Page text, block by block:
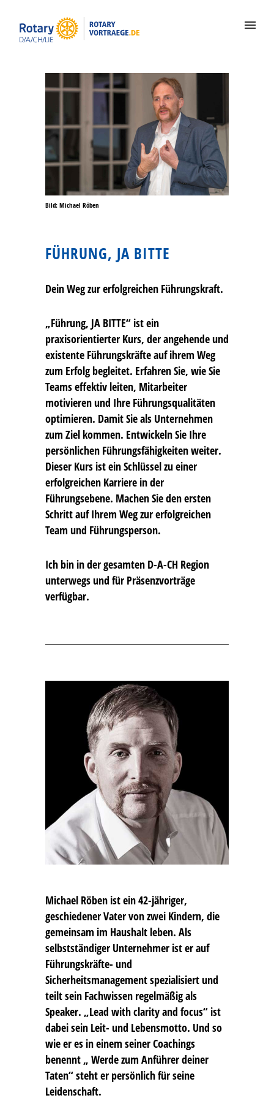
FÜHRUNG, JA BITTE
Dein Weg zur erfolgreichen Führungskraft.
„Führung, JA BITTE“ ist ein
praxisorientierter Kurs, der angehende und
existente Führungskräfte auf ihrem Weg
zum Erfolg begleitet. Erfahren Sie, wie Sie
Teams effektiv leiten, Mitarbeiter
motivieren und Ihre Führungsqualitäten
optimieren. Damit Sie als Unternehmen
zum Ziel kommen. Entwickeln Sie Ihre
persönlichen Führungsfähigkeiten weiter.
Dieser Kurs ist ein Schlüssel zu einer
erfolgreichen Karriere in der
Führungsebene. Machen Sie den ersten
Schritt auf Ihrem Weg zur erfolgreichen
Team und Führungsperson.
Ich bin in der gesamten D-A-CH Region
unterwegs und für Präsenzvorträge
verfügbar.
Bild: Michael Röben
Michael Röben ist ein 42-jähriger,
geschiedener Vater von zwei Kindern, die
gemeinsam im Haushalt leben. Als
selbstständiger Unternehmer ist er auf
Führungskräfte- und
Sicherheitsmanagement spezialisiert und
teilt sein Fachwissen regelmäßig als
Speaker. „Lead with clarity and focus“ ist
dabei sein Leit- und Lebensmotto. Und so
wie er es in einem seiner Coachings
benennt „ Werde zum Anführer deiner
Taten“ steht er persönlich für seine
Leidenschaft.